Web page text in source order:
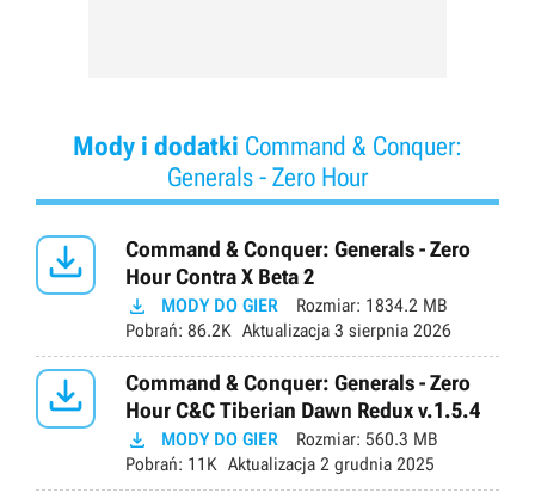
Mody i dodatki Command & Conquer:
Generals - Zero Hour

Command & Conquer: Generals - Zero
Hour Contra X Beta 2
 MODY DO GIER Rozmiar: 1834.2 MB
Pobrań: 86.2K Aktualizacja 3 sierpnia 2026

Command & Conquer: Generals - Zero
Hour C&C Tiberian Dawn Redux v.1.5.4
 MODY DO GIER Rozmiar: 560.3 MB
Pobrań: 11K Aktualizacja 2 grudnia 2025